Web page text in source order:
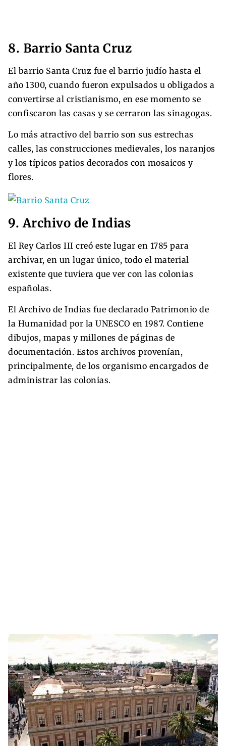
8. Barrio Santa Cruz
El barrio Santa Cruz fue el barrio judío hasta el
año 1300, cuando fueron expulsados u obligados a
convertirse al cristianismo, en ese momento se
confiscaron las casas y se cerraron las sinagogas.
Lo más atractivo del barrio son sus estrechas
calles, las construcciones medievales, los naranjos
y los típicos patios decorados con mosaicos y
flores.
9. Archivo de Indias
El Rey Carlos III creó este lugar en 1785 para
archivar, en un lugar único, todo el material
existente que tuviera que ver con las colonias
españolas.
El Archivo de Indias fue declarado Patrimonio de
la Humanidad por la UNESCO en 1987. Contiene
dibujos, mapas y millones de páginas de
documentación. Estos archivos provenían,
principalmente, de los organismo encargados de
administrar las colonias.